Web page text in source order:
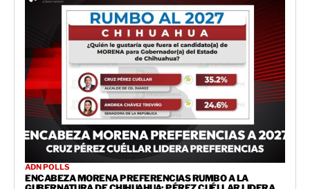
ADN POLLS
ENCABEZA MORENA PREFERENCIAS RUMBO A LA